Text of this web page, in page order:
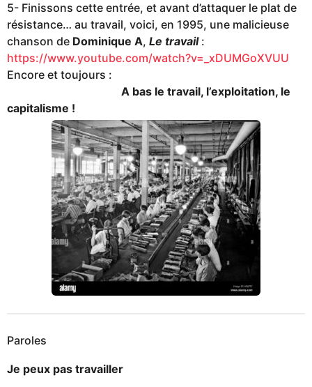
5- Finissons cette entrée, et avant d’attaquer le plat de
résistance… au travail, voici, en 1995, une malicieuse
chanson de Dominique A, Le travail:
https://www.youtube.com/watch?v=_xDUMGoXVUU
Encore et toujours :
A bas le travail, l’exploitation, le
capitalisme !
Paroles
Je peux pas travailler